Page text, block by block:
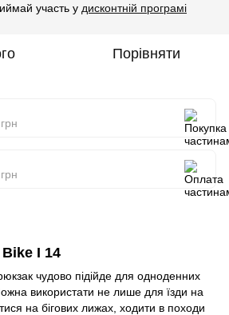
участь у дисконтній програмі
Порівняти
I 14
чудово підійде для одноденних
використати не лише для їзди на
на бігових лижах, ходити в походи